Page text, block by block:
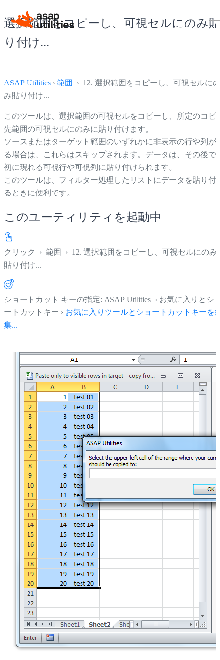
選択範囲をコピーし、可視セルにのみ貼
り付け...
ASAP Utilities › 範囲
› 12. 選択範囲をコピーし、可視セルにの
み貼り付け...
このツールは、選択範囲の可視セルをコピーし、所定のコピ
先範囲の可視セルにのみに貼り付けます。
ソースまたはターゲット範囲のいずれかに非表示の行や列が
る場合は、これらはスキップされます。データは、その後で
初に現れる可視行や可視列に貼り付けられます。
このツールは、フィルター処理したリストにデータを貼り付
るときに便利です。
このユーティリティを起動中
クリック › 範囲 › 12. 選択範囲をコピーし、可視セルにのみ
貼り付け...
ショートカット キーの指定: ASAP Utilities › お気に入りとシ
ートカットキー › お気に入りツールとショートカットキーを
集...